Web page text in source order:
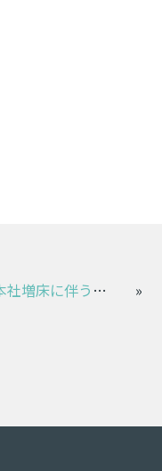
3月16日～17日 大阪本社増床に伴う移転作業のお知らせ »